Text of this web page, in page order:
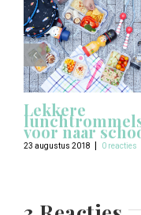
Lekkere
voor naar
23 augustus 2018 0 reacties